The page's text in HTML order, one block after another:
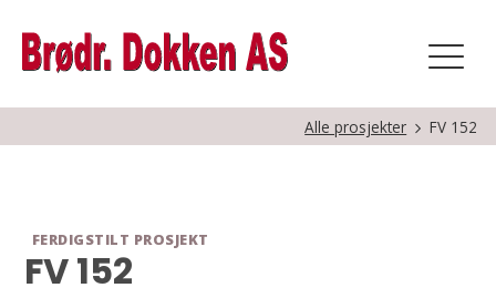
Alle prosjekter FV 152
FERDIGSTILT PROSJEKT
FV 152